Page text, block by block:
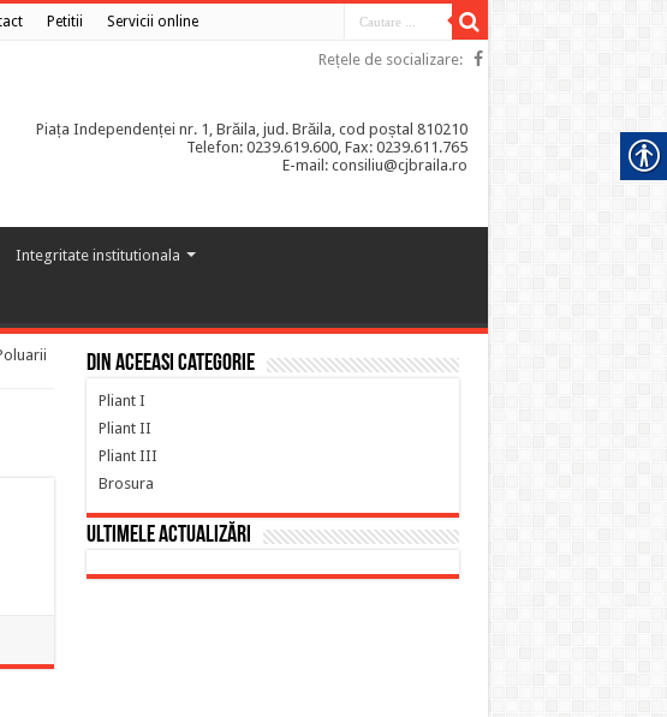
Petitii Servicii online
Rețele de socializare:
Piața Independenței nr. 1, Brăila, jud. Brăila, cod poștal 810210
Telefon: 0239.619.600, Fax: 0239.611.765
E-mail: consiliu@cjbraila.ro
Integritate institutionala
Din aceeasi categorie
Pliant I
Pliant II
Pliant III
Brosura
Ultimele actualizări